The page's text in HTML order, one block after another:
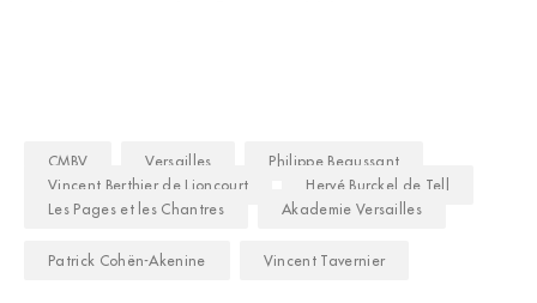
CMBV Versailles
Philippe Beaussant
Vincent Berthier de Lioncourt
Hervé Burckel de Tell
Les Pages et les Chantres
Akademie Versailles
Patrick Cohën-Akenine Vincent Tavernier